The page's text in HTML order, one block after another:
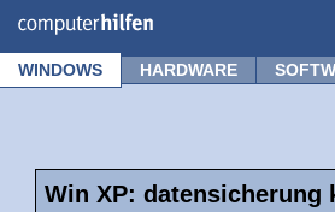
WINDOWS HARDWARE
Win XP: datensicherung